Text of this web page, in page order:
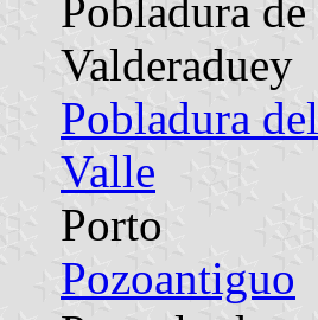
Pobladura de
Valderaduey
Pobladura del
Valle
Porto
Pozoantiguo